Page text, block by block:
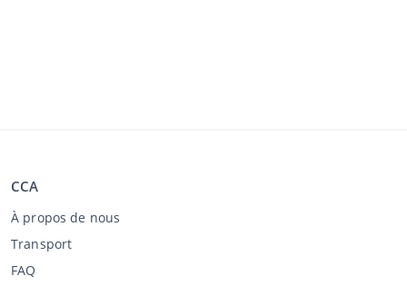
CCA
À propos de nous
Transport
FAQ